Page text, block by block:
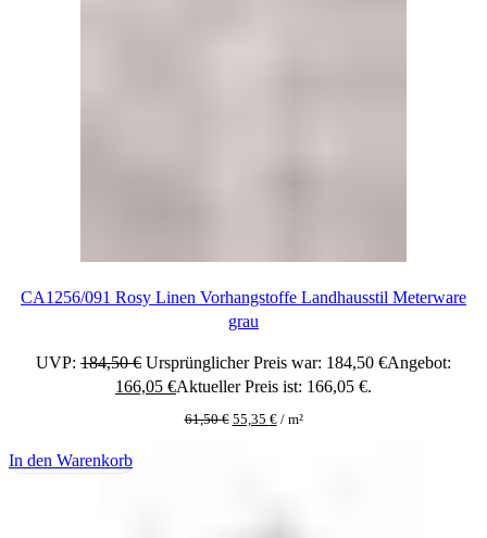
CA1256/091 Rosy Linen Vorhangstoffe Landhausstil Meterware
grau
UVP: 184,50€ Ursprünglicher Preis war: 184,50 €Angebot:
166,05 €Aktueller Preis ist: 166,05 €.
61,50€ 55,35 €/ m²
In den Warenkorb